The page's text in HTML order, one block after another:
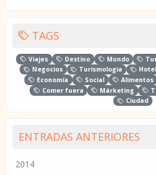
TAGS
Viajes Destino Mundo
Negocios
Turismologia Hotel
Economía
Social Alimentos
Comer fuera
Márketing
Ciudad
ENTRADAS ANTERIORES
2014